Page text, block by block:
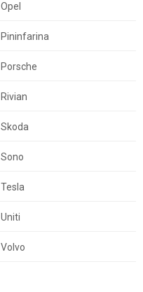
Opel
Pininfarina
Porsche
Rivian
Skoda
Sono
Tesla
Uniti
Volvo